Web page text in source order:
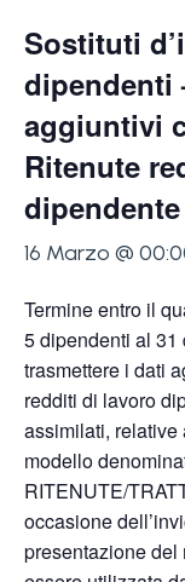
Sostituti
dipendenti
aggiuntivi
Ritenute
16 Marzo @
Termine entro il
5 dipendenti al 31
trasmettere i dati
redditi di lavoro
assimilati, relative
modello
RITENUTE/
occasione
presentazione